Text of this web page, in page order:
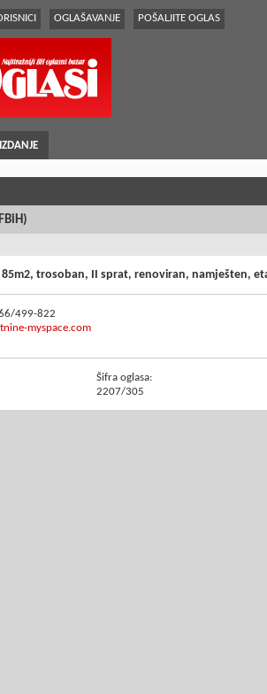
OGLAŠAVANJE POŠALJITE OGLAS
85m2, trosoban, II sprat, renoviran, namješten,
499-822
myspace.com
Šifra oglasa:
2207/305